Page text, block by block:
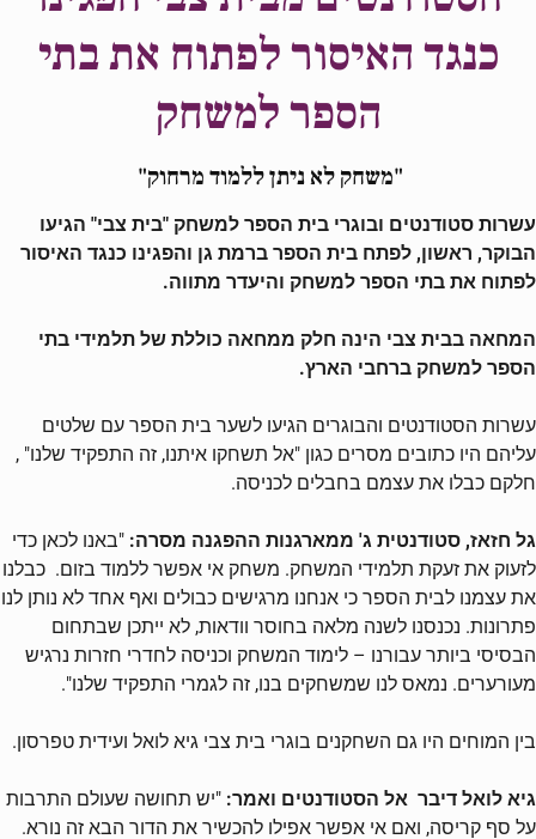
כנגד האיסור לפתוח את בתי
הספר למשחק
"משחק לא ניתן ללמוד מרחוק"
עשרות סטודנטים ובוגרי בית הספר למשחק "בית צבי" הגיעו
הבוקר, ראשון, לפתח בית הספר ברמת גן והפגינו כנגד האיסור
לפתוח את בתי הספר למשחק והיעדר מתווה.
המחאה בבית צבי הינה חלק ממחאה כוללת של תלמידי בתי
הספר למשחק ברחבי הארץ.
עשרות הסטודנטים והבוגרים הגיעו לשער בית הספר עם שלטים
עליהם היו כתובים מסרים כגון "אל תשחקו איתנו, זה התפקיד שלנו" ,
חלקם כבלו את עצמם בחבלים לכניסה.
גל חזאז, סטודנטית ג' ממארגנות ההפגנה מסרה: "באנו לכאן כדי
לזעוק את זעקת תלמידי המשחק. משחק אי אפשר ללמוד בזום. כבלנו
את עצמנו לבית הספר כי אנחנו מרגישים כבולים ואף אחד לא נותן לנו
פתרונות. נכנסנו לשנה מלאה בחוסר וודאות, לא ייתכן שבתחום
הבסיסי ביותר עבורנו – לימוד המשחק וכניסה לחדרי חזרות נרגיש
מעורערים. נמאס לנו שמשחקים בנו, זה לגמרי התפקיד שלנו".
בין המוחים היו גם השחקנים בוגרי בית צבי גיא לואל ועידית טפרסון.
גיא לואל דיבר אל הסטודנטים ואמר: "יש תחושה שעולם התרבות
על סף קריסה, ואם אי אפשר אפילו להכשיר את הדור הבא זה נורא.